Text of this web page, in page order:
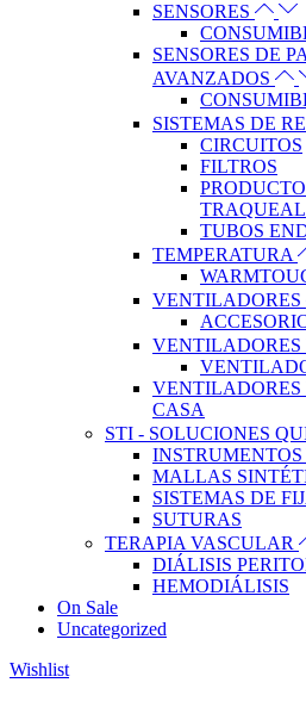
SENSORES
SENSORES DE
AVANZADOS
SISTEMAS DE
CIRCUITOS
FILTROS
TRAQUEAL
TUBOS
TEMPERATURA
VENTILADORES
VENTILADORES
CASA
STI - SOLUCIONES
MALLAS
SISTEMAS DE
SUTURAS
TERAPIA VASCULAR
DIÁLISIS
HEMODIÁLISIS
On Sale
Uncategorized
Wishlist